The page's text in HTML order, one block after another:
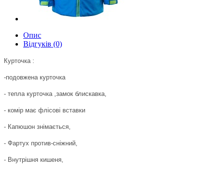
Опис
Відгуків (0)
Курточка :
-подовжена курточка
- тепла курточка ,замок блискавка,
- комір має флісові вставки
- Капюшон знімається,
- Фартух против-сніжний,
- Внутрішня кишеня,